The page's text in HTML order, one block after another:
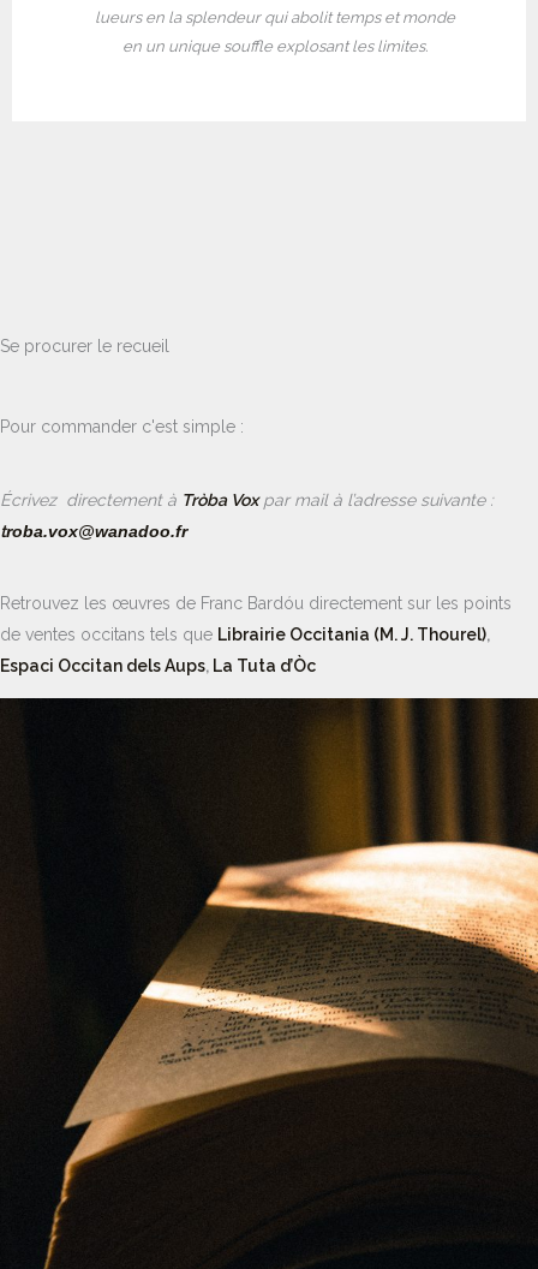
lueurs en la splendeur qui abolit temps et monde
en un unique souffle explosant les limites.
Se procurer le recueil
Pour commander c'est simple :
Écrivez directement à Tròba Voxpar mail à l’adresse suivante :
troba.vox@wanadoo.fr
Retrouvez les œuvres de Franc Bardóu directement sur les points
de ventes occitans tels que Librairie Occitania (M. J. Thourel),
Espaci Occitan dels Aups, La Tuta d’Òc